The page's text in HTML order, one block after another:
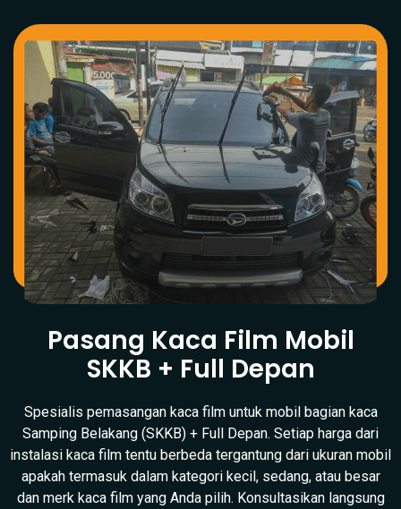
Pasang Kaca Film Mobil
SKKB + Full Depan
Spesialis pemasangan kaca film untuk mobil bagian kaca
Samping Belakang (SKKB) + Full Depan. Setiap harga dari
instalasi kaca film tentu berbeda tergantung dari ukuran mobil
apakah termasuk dalam kategori kecil, sedang, atau besar
dan merk kaca film yang Anda pilih. Konsultasikan langsung